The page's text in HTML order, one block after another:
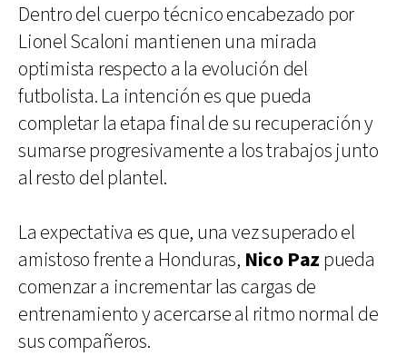
Dentro del cuerpo técnico encabezado por
Lionel Scaloni mantienen una mirada
optimista respecto a la evolución del
futbolista. La intención es que pueda
completar la etapa final de su recuperación y
sumarse progresivamente a los trabajos junto
al resto del plantel.
La expectativa es que, una vez superado el
amistoso frente a Honduras, Nico Paz pueda
comenzar a incrementar las cargas de
entrenamiento y acercarse al ritmo normal de
sus compañeros.